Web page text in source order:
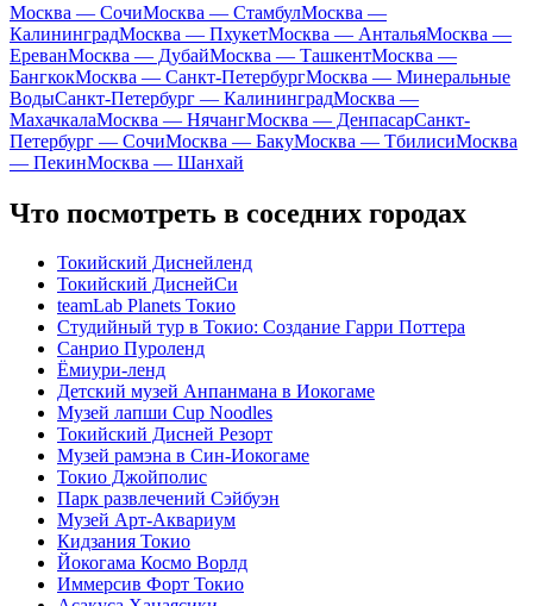
Москва — СочиМосква — СтамбулМосква —
КалининградМосква — ПхукетМосква — АнтальяМосква —
ЕреванМосква — ДубайМосква — ТашкентМосква —
БангкокМосква — Санкт-ПетербургМосква — Минеральные
ВодыСанкт-Петербург — КалининградМосква —
МахачкалаМосква — НячангМосква — ДенпасарСанкт-
Петербург — СочиМосква — БакуМосква — ТбилисиМосква
— ПекинМосква — Шанхай
Что посмотреть в соседних городах
Токийский Диснейленд
Токийский ДиснейСи
teamLab Planets Токио
Студийный тур в Токио: Создание Гарри Поттера
Санрио Пуроленд
Ёмиури-ленд
Детский музей Анпанмана в Иокогаме
Музей лапши Cup Noodles
Токийский Дисней Резорт
Музей рамэна в Син-Иокогаме
Токио Джойполис
Парк развлечений Сэйбуэн
Музей Арт-Аквариум
Кидзания Токио
Йокогама Космо Ворлд
Иммерсив Форт Токио